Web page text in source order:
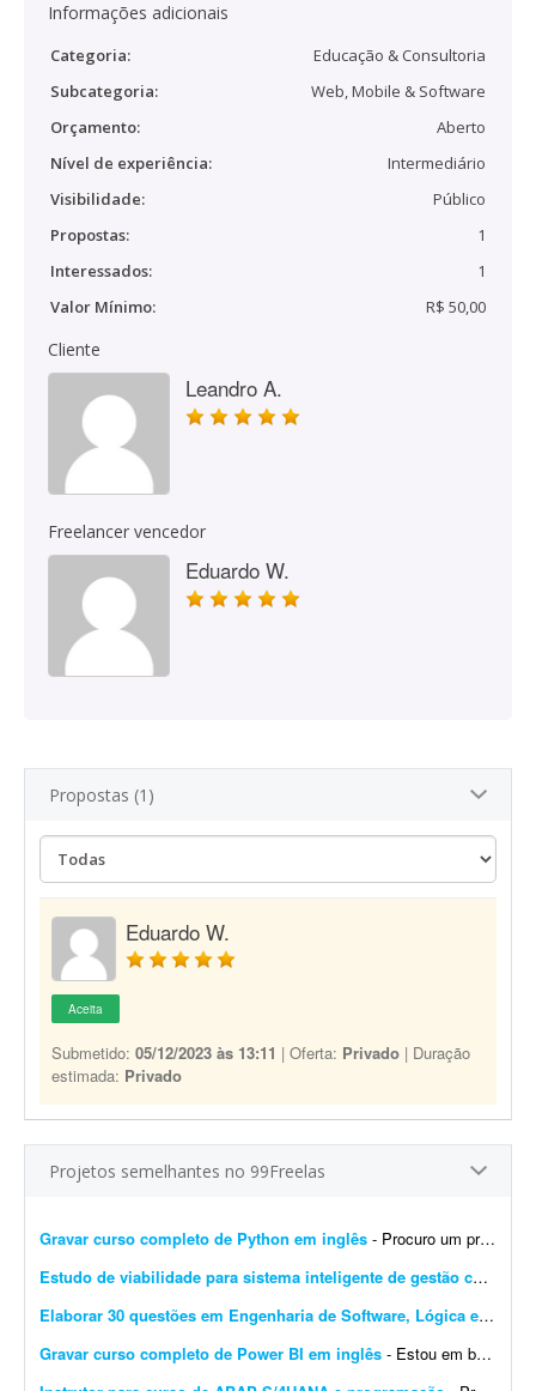
Informações adicionais
Categoria:
Educação & Consultoria
Subcategoria:
Web, Mobile & Software
Orçamento:
Aberto
Nível de experiência:
Intermediário
Visibilidade:
Público
Propostas:
1
Interessados:
1
Valor Mínimo:
R$ 50,00
Cliente
Leandro A.
Freelancer vencedor
Eduardo W.
Propostas (1)
Eduardo W.
Aceita
Submetido: 05/12/2023 às 13:11 | Oferta: Privado | Duração
estimada: Privado
Projetos semelhantes no 99Freelas
Gravar curso completo de Python em inglês - Procuro um professor para gravar um curso completo de Python, do básico ao avançado, totalmente em inglês, com duração mínima de 10 horas. Requisitos: - Ex...
Estudo de viabilidade para sistema inteligente de gestão condominial
Elaborar 30 questões em Engenharia de Software, Lógica e IA
Gravar curso completo de Power BI em inglês - Estou em busca de um professor especialista em Power BI, com excelente fluência em inglês, para gravar um curso completo, do básico ao avançado, sobre o tema. Detalhes: -...